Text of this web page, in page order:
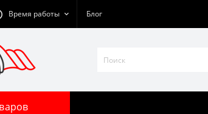
Время работы Блог